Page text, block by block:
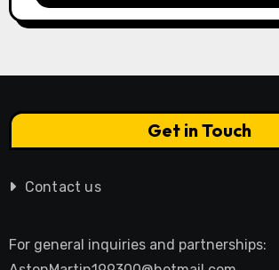
Get in Touch
Contact us
For general inquiries and partnerships: